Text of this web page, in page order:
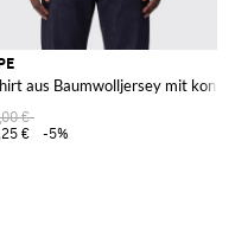
Brustlogo
aus Baumwolljersey mit
€
€
-5%